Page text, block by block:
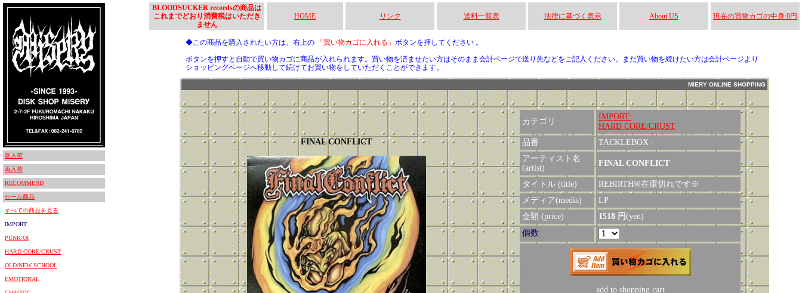
新入荷
再入荷
RECOMMEND
セール商品
すべての商品を見る
IMPORT
PUNK/OI
HARD CORE/CRUST
OLD/NEW SCHOOL
EMOTIONAL
BLOODSUCKER recordsの商品は
これまでどおり消費税はいただき
ません
HOME リンク 送料一覧表 法律に基づく表示 About US 現在の買物カゴの中身 0円
◆この商品を購入されたい方は、右上の 「買い物カゴに入れる」 ボタンを押してください 。
ボタンを押すと自動で買い物カゴに商品が入れられます。買い物を済ませたい方はそのまま会計ページで送り先などをご記入ください。まだ買い物を続けたい方は会計ページより
ショッピングページへ移動して続けてお買い物をしていただくことができます。
MIERY ONLINE SHOPPING
FINAL CONFLICT
カテゴリ
IMPORT:
HARD CORE/CRUST
品番
TACKLEBOX -
アーティスト名
(artist)
FINAL CONFLICT
タイトル (title)
REBIRTH※在庫切れです※
メディア(media)
LP
金額 (price)
1518 円(yen)
個数
add to shopping cart